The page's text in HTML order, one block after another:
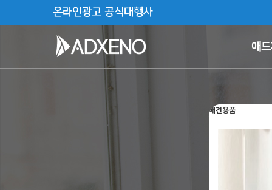
온라인광고 공식대행사
애
애견용품